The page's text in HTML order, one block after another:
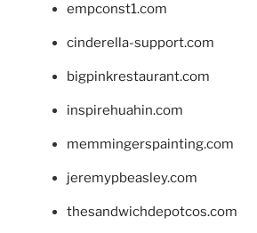
empconst1.com
cinderella-support.com
bigpinkrestaurant.com
inspirehuahin.com
memmingerspainting.com
jeremypbeasley.com
thesandwichdepotcos.com